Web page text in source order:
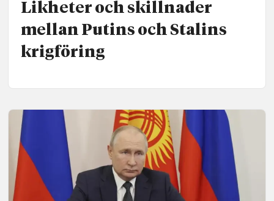
Likheter och skillnader
mellan Putins och Stalins
krigföring